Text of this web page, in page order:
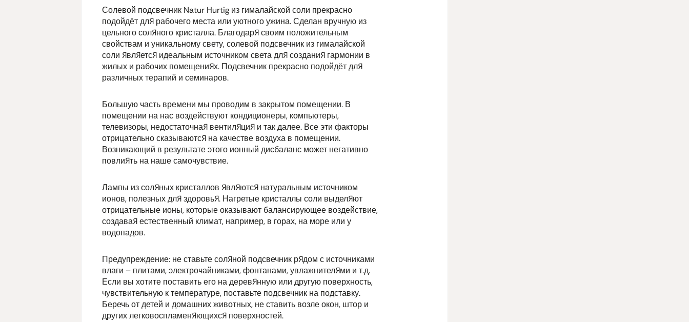
Солевой подсвечник Natur Hurtig из гималайской соли прекрасно
подойдёт для рабочего места или уютного ужина. Сделан вручную из
цельного соляного кристалла. Благодаря своим положительным
свойствам и уникальному свету, солевой подсвечник из гималайской
соли является идеальным источником света для создания гармонии в
жилых и рабочих помещениях. Подсвечник прекрасно подойдёт для
различных терапий и семинаров.
Большую часть времени мы проводим в закрытом помещении. В
помещении на нас воздействуют кондиционеры, компьютеры,
телевизоры, недостаточная вентиляция и так далее. Все эти факторы
отрицательно сказываются на качестве воздуха в помещении.
Возникающий в результате этого ионный дисбаланс может негативно
повлиять на наше самочувствие.
Лампы из соляных кристаллов являются натуральным источником
ионов, полезных для здоровья. Нагретые кристаллы соли выделяют
отрицательные ионы, которые оказывают балансирующее воздействие,
создавая естественный климат, например, в горах, на море или у
водопадов.
Предупреждение: не ставьте соляной подсвечник рядом с источниками
влаги – плитами, электрочайниками, фонтанами, увлажнителями и т.д.
Если вы хотите поставить его на деревянную или другую поверхность,
чувствительную к температуре, поставьте подсвечник на подставку.
Беречь от детей и домашних животных, не ставить возле окон, штор и
других легковоспламеняющихся поверхностей.